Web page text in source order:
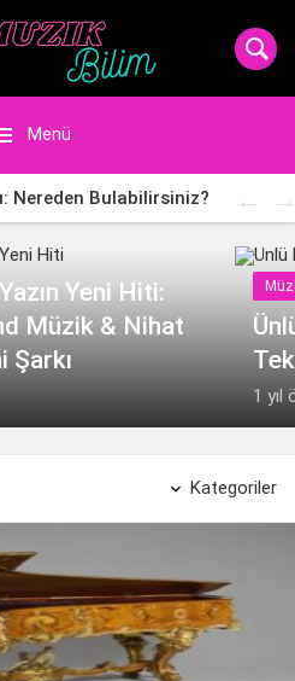
Menü
Nereden Bulabilirsiniz?
Yeni Hiti:
Müzik & Nihat
Şarkı
1 yıl
 Kategoriler